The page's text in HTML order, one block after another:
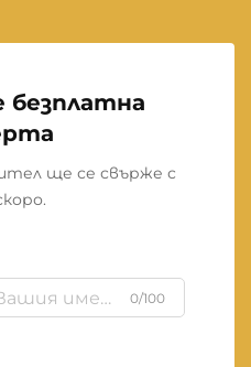
безплатна
ще се свърже с
0/100